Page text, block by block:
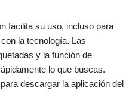
facilita su uso, incluso para
la tecnología. Las
y la función de
lo que buscas.
descargar la aplicación del